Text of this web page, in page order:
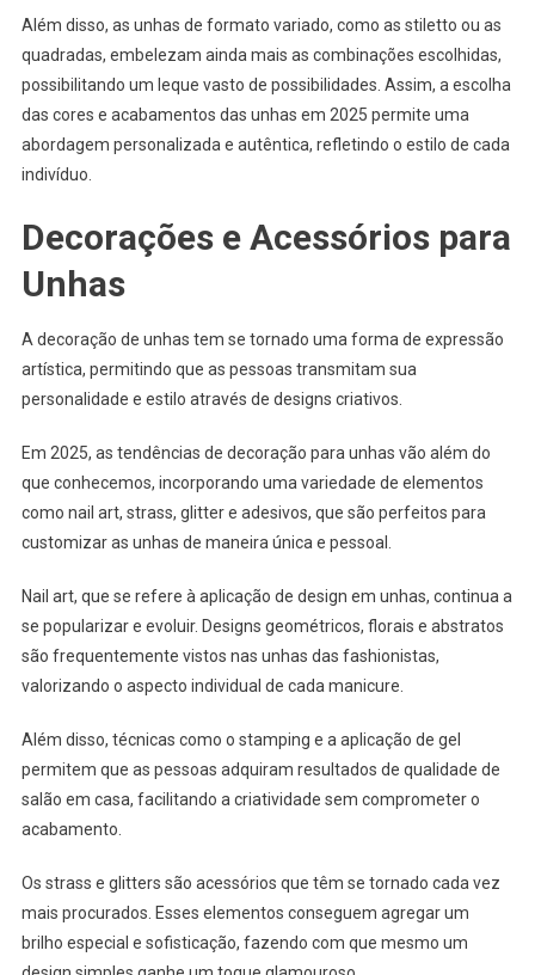
Além disso, as unhas de formato variado, como as stiletto ou as
quadradas, embelezam ainda mais as combinações escolhidas,
possibilitando um leque vasto de possibilidades. Assim, a escolha
das cores e acabamentos das unhas em 2025 permite uma
abordagem personalizada e autêntica, refletindo o estilo de cada
indivíduo.
Decorações e Acessórios para
Unhas
A decoração de unhas tem se tornado uma forma de expressão
artística, permitindo que as pessoas transmitam sua
personalidade e estilo através de designs criativos.
Em 2025, as tendências de decoração para unhas vão além do
que conhecemos, incorporando uma variedade de elementos
como nail art, strass, glitter e adesivos, que são perfeitos para
customizar as unhas de maneira única e pessoal.
Nail art, que se refere à aplicação de design em unhas, continua a
se popularizar e evoluir. Designs geométricos, florais e abstratos
são frequentemente vistos nas unhas das fashionistas,
valorizando o aspecto individual de cada manicure.
Além disso, técnicas como o stamping e a aplicação de gel
permitem que as pessoas adquiram resultados de qualidade de
salão em casa, facilitando a criatividade sem comprometer o
acabamento.
Os strass e glitters são acessórios que têm se tornado cada vez
mais procurados. Esses elementos conseguem agregar um
brilho especial e sofisticação, fazendo com que mesmo um